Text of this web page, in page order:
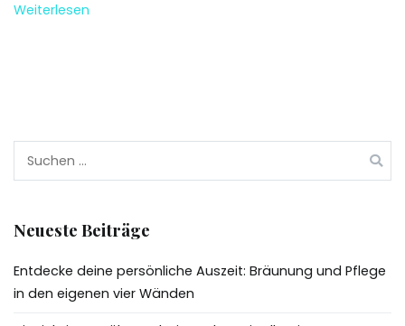
Weiterlesen
Suchen
Neueste Beiträge
Entdecke deine persönliche Auszeit: Bräunung und Pflege
in den eigenen vier Wänden